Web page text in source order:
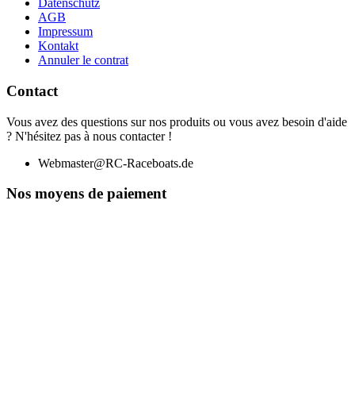
Datenschutz
AGB
Impressum
Kontakt
Annuler le contrat
Contact
Vous avez des questions sur nos produits ou vous avez besoin d'aide
? N'hésitez pas à nous contacter !
Webmaster@RC-Raceboats.de
Nos moyens de paiement